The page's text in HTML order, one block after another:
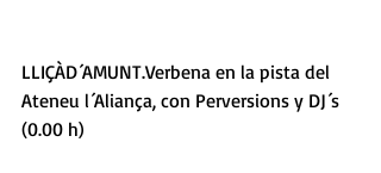
LLIÇÀD´AMUNT.Verbena en la pista del
Ateneu l´Aliança, con Perversions y DJ´s
(0.00 h)